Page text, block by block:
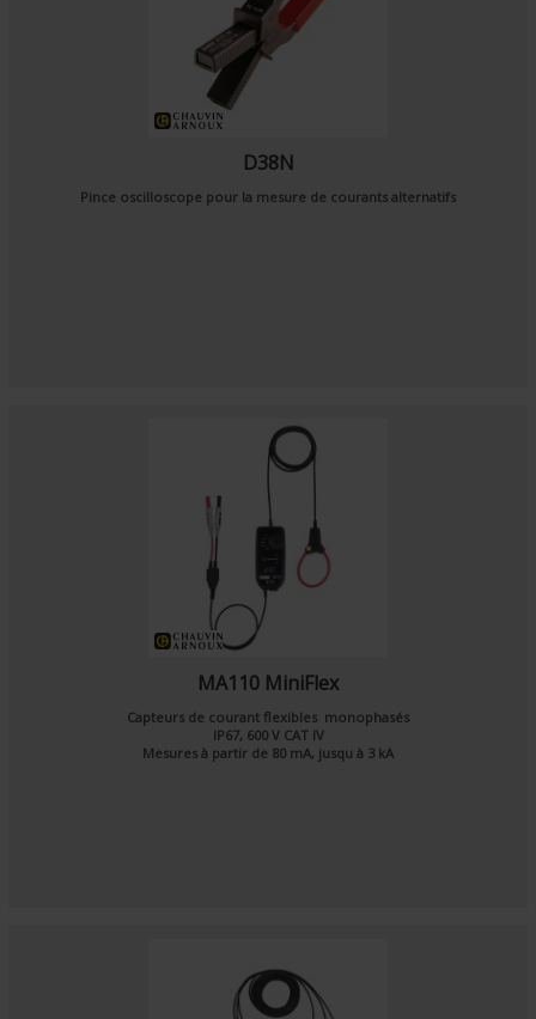
D38N
Pince oscilloscope pour la mesure de courants alternatifs
MA110 MiniFlex
Capteurs de courant flexibles monophasés
IP67, 600 V CAT IV
Mesures à partir de 80 mA, jusqu à 3 kA